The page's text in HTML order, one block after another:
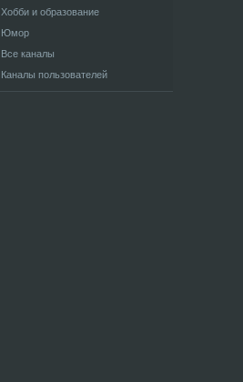
Хобби и образование
Юмор
Все каналы
Каналы пользователей